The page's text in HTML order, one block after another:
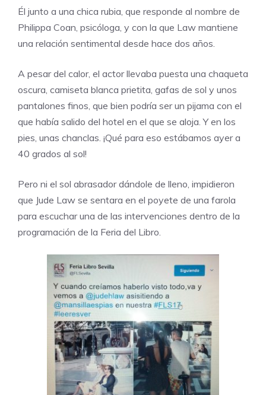
Él junto a una chica rubia, que responde al nombre de
Philippa Coan, psicóloga, y con la que Law mantiene
una relación sentimental desde hace dos años.
A pesar del calor, el actor llevaba puesta una chaqueta
oscura, camiseta blanca prietita, gafas de sol y unos
pantalones finos, que bien podría ser un pijama con el
que había salido del hotel en el que se aloja. Y en los
pies, unas chanclas. ¡Qué para eso estábamos ayer a
40 grados al sol!
Pero ni el sol abrasador dándole de lleno, impidieron
que Jude Law se sentara en el poyete de una farola
para escuchar una de las intervenciones dentro de la
programación de la Feria del Libro.